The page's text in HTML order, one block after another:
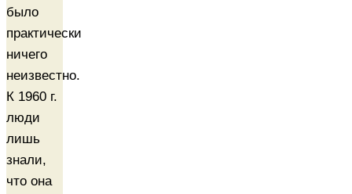
было
практически
ничего
неизвестно.
К 1960 г.
люди
лишь
знали,
что она